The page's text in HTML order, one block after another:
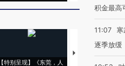
【特别呈现】《东莞，人
【推广】走进第四
会，让数智科技“链
积金最高
11:07
逐季放缓